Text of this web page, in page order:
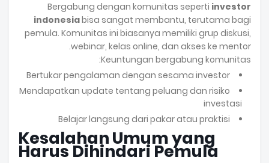
Bergabung dengan komunitas seperti investor
indonesiabisa sangat membantu, terutama bagi
pemula. Komunitas ini biasanya memiliki grup diskusi,
webinar, kelas online, dan akses ke mentor.
Keuntungan bergabung komunitas:
Bertukar pengalaman dengan sesama investor
Mendapatkan update tentang peluang dan risiko
investasi
Belajar langsung dari pakar atau praktisi
Kesalahan Umum yang
Harus Dihindari Pemula